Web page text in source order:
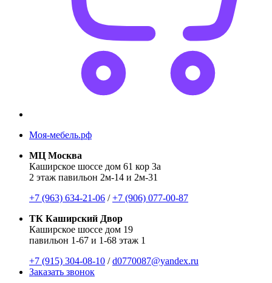
Моя-мебель.рф
МЦ Москва
Каширское шоссе дом 61 кор 3а
2 этаж павильон 2м-14 и 2м-31
+7 (963) 634-21-06 /+7 (906) 077-00-87
ТК Каширский Двор
Каширское шоссе дом 19
павильон 1-67 и 1-68 этаж 1
+7 (915) 304-08-10 /d0770087@yandex.ru
Заказать звонок